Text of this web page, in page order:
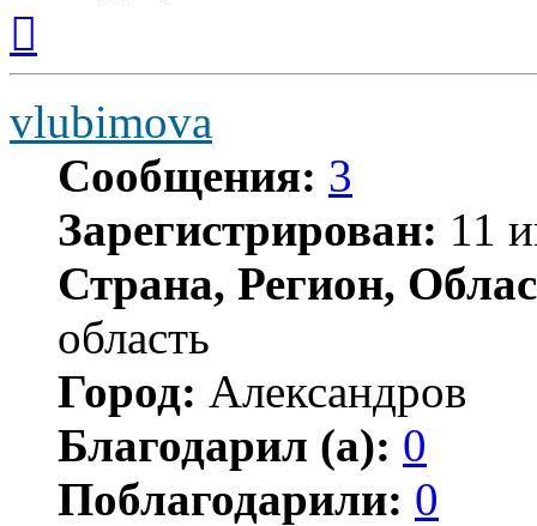
началу
vlubimova
Сообщения: 3
Зарегистрирован: 11
Страна, Регион,
область
Город: Александров
Благодарил (а): 0
Поблагодарили: 0